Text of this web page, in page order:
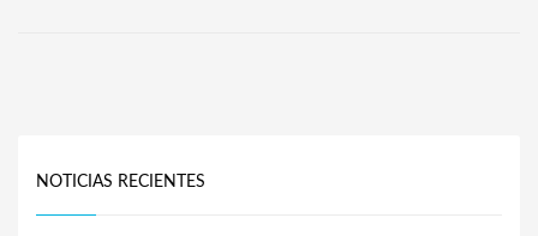
NOTICIAS RECIENTES